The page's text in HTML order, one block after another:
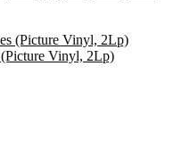
Vinyl, 2Lp)